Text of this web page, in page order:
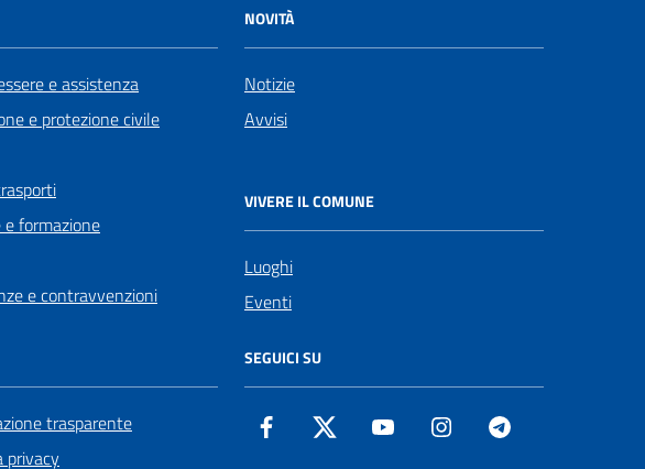
e assistenza
e protezione civile
e formazione
e contravvenzioni
NOVITÀ
Notizie
Avvisi
VIVERE IL COMUNE
Luoghi
Eventi
trasparente
privacy
SEGUICI SU
Facebook Twitter YouTube Instagram